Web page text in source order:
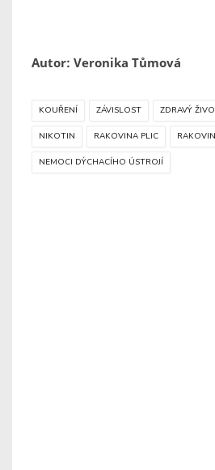
Autor: Veronika Tůmová
KOUŘENÍ ZÁVISLOST ZDRAVÝ
NIKOTIN RAKOVINA PLIC
NEMOCI DÝCHACÍHO ÚSTROJÍ